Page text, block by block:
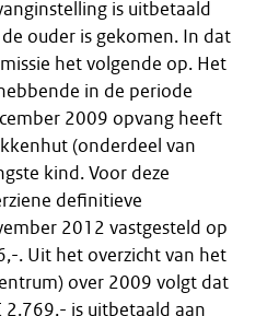
is uitbetaald
ouder is gekomen. In dat
het volgende op. Het
in de periode
2009 opvang heeft
(onderdeel van
kind. Voor deze
definitieve
2012 vastgesteld op
. Uit het overzicht van het
over 2009 volgt dat
is uitbetaald aan